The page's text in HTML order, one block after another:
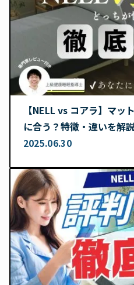
【NELL vs コアラ】マッ
に合う？特徴・違いを解
2025.06.30